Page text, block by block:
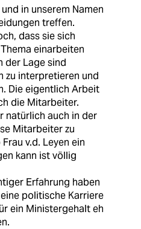
in unserem Namen
treffen.
dass sie sich
einarbeiten
der Lage sind
zu interpretieren und
Die eigentlich Arbeit
die Mitarbeiter.
natürlich auch in der
Mitarbeiter zu
v.d. Leyen ein
kann ist völlig
Erfahrung haben
politische Karriere
ein Ministergehalt eh